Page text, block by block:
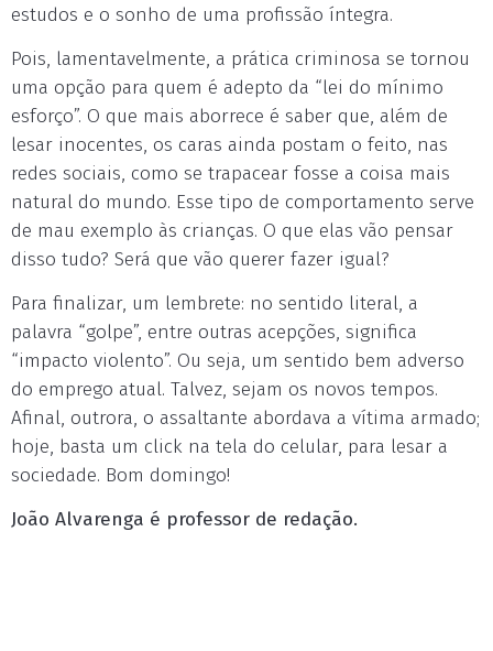
estudos e o sonho de uma profissão íntegra.
Pois, lamentavelmente, a prática criminosa se tornou
uma opção para quem é adepto da “lei do mínimo
esforço”. O que mais aborrece é saber que, além de
lesar inocentes, os caras ainda postam o feito, nas
redes sociais, como se trapacear fosse a coisa mais
natural do mundo. Esse tipo de comportamento serve
de mau exemplo às crianças. O que elas vão pensar
disso tudo? Será que vão querer fazer igual?
Para finalizar, um lembrete: no sentido literal, a
palavra “golpe”, entre outras acepções, significa
“impacto violento”. Ou seja, um sentido bem adverso
do emprego atual. Talvez, sejam os novos tempos.
Afinal, outrora, o assaltante abordava a vítima armado;
hoje, basta um click na tela do celular, para lesar a
sociedade. Bom domingo!
João Alvarenga é professor de redação.